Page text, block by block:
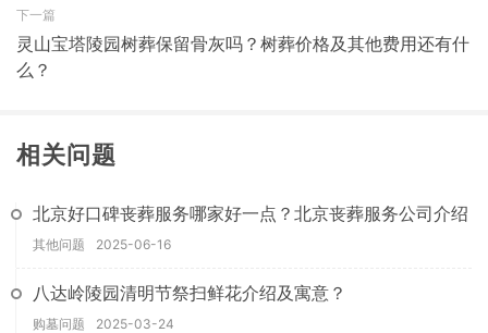
下一篇
灵山宝塔陵园树葬保留骨灰吗？树葬价格及其他费用还有什
么？
相关问题
北京好口碑丧葬服务哪家好一点？北京丧葬服务公司介绍
其他问题 2025-06-16
八达岭陵园清明节祭扫鲜花介绍及寓意？
购墓问题 2025-03-24